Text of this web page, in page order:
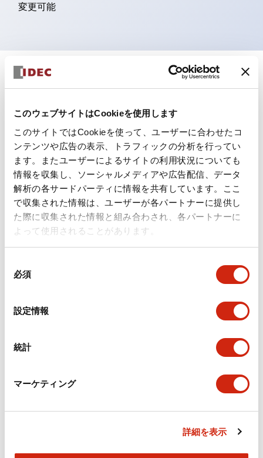
このウェブサイトはCookieを使用します
このサイトではCookieを使って、ユーザーに合わせたコ
ンテンツや広告の表示、トラフィックの分析を行ってい
ます。またユーザーによるサイトの利用状況についても
情報を収集し、ソーシャルメディアや広告配信、データ
解析の各サードパーティに情報を共有しています。ここ
で収集された情報は、ユーザーが各パートナーに提供し
た際に収集された情報と組み合わされ、各パートナーに
よって使用されることがあります。
必須
設定情報
統計
マーケティング
詳細を表示
変更可能
仕様 すべて展開 +
環境仕様
機能仕様
機械的仕様
取付設置仕様
カタログ
A6シリーズ φ16小形コントロールユニット（日本語）